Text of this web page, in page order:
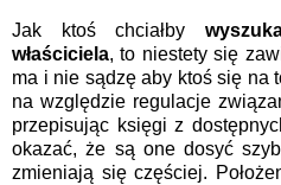
Jak ktoś chciałby
właściciela, to niestety się
ma i nie sądzę aby ktoś się na
na względzie regulacje
przepisując księgi z
okazać, że są one dosyć
zmieniają się częściej.